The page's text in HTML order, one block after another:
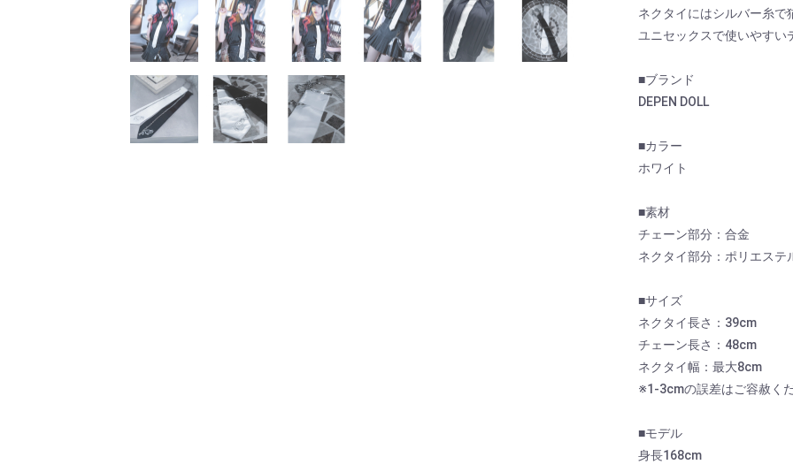
カートへ進む
ネクタイにはシルバー糸で
ユニセックスで使いやすい
■ブランド
DEPEN DOLL
■カラー
ホワイト
■素材
チェーン部分：合金
ネクタイ部分：ポリエステ
■サイズ
ネクタイ長さ：39cm
チェーン長さ：48cm
ネクタイ幅：最大8cm
※1-3cmの誤差はご容赦くだ
■モデル
身長168cm